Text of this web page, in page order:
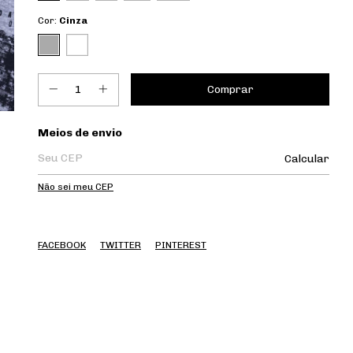
Cor: Cinza
Entregas para o CEP:
Meios de envio
Calcular
Não sei meu CEP
FACEBOOK TWITTER PINTEREST